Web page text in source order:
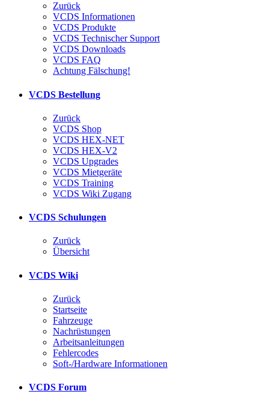
Zurück
VCDS Informationen
VCDS Produkte
VCDS Technischer Support
VCDS Downloads
VCDS FAQ
Achtung Fälschung!
VCDS Bestellung
Zurück
VCDS Shop
VCDS HEX-NET
VCDS HEX-V2
VCDS Upgrades
VCDS Mietgeräte
VCDS Training
VCDS Wiki Zugang
VCDS Schulungen
Zurück
Übersicht
VCDS Wiki
Zurück
Startseite
Fahrzeuge
Nachrüstungen
Arbeitsanleitungen
Fehlercodes
Soft-/Hardware Informationen
VCDS Forum